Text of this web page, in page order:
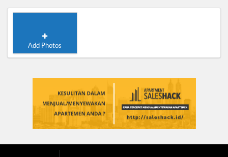
Add Photos